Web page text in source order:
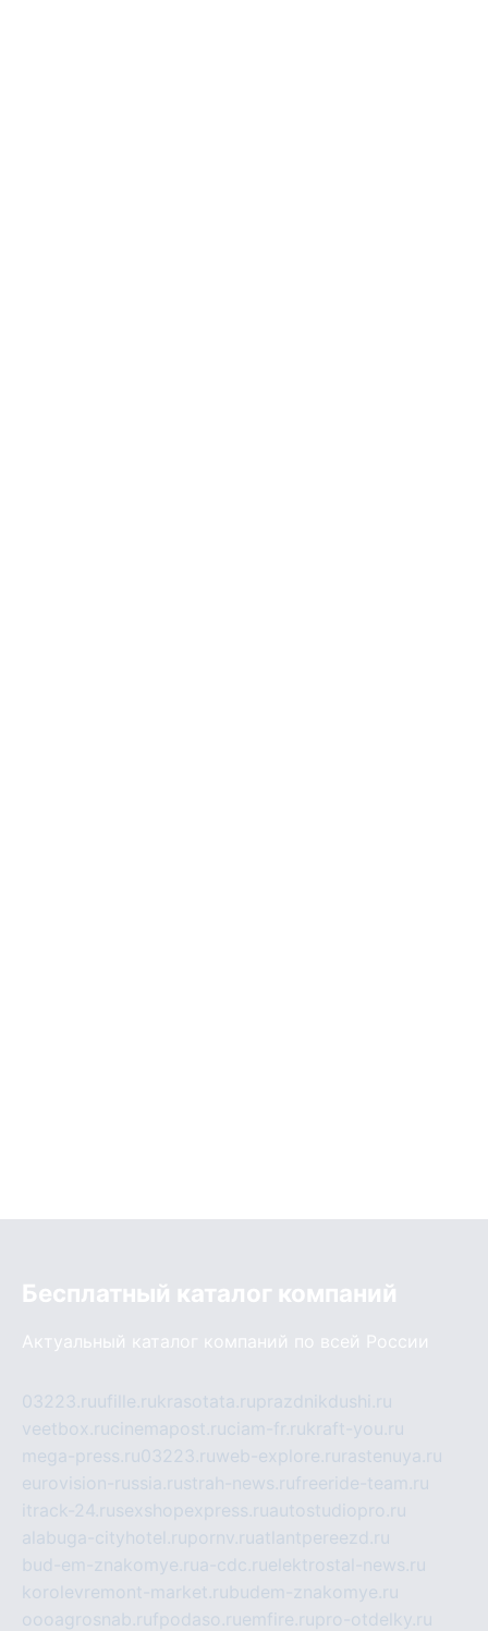
Бесплатный каталог компаний
Актуальный каталог компаний по всей России
03223.ruufille.rukrasotata.ruprazdnikdushi.ru
veetbox.rucinemapost.ruciam-fr.rukraft-you.ru
mega-press.ru03223.ruweb-explore.ru rastenuya.ru
eurovision-russia.rustrah-news.rufreeride-team.ru
itrack-24.rusexshopexpress.ruautostudiopro.ru
alabuga-cityhotel.rupornv.ruatlantpereezd.ru
bud-em-znakomye.rua-cdc.ruelektrostal-news.ru
korolevremont-market.rubudem-znakomye.ru
oooagrosnab.rufpodaso.ruemfire.rupro-otdelky.ru